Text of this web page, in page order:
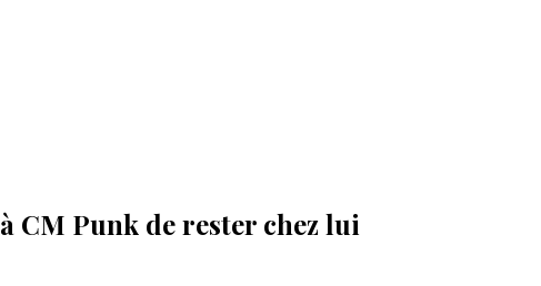
CM Punk de rester chez lui